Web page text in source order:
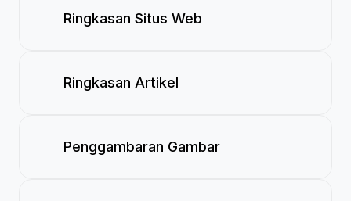
Ringkasan Situs Web
Ringkasan Artikel
Penggambaran Gambar